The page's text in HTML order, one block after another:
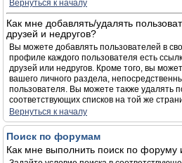
Вернуться к началу
Как мне добавлять/удалять
друзей и недругов?
Вы можете добавлять пользователей в
профиле каждого пользователя есть
друзей или недругов. Кроме того, вы
вашего личного раздела,
пользователя. Вы можете также удалять
соответствующих списков на той же
Вернуться к началу
Поиск по форумам
Как мне выполнить поиск по